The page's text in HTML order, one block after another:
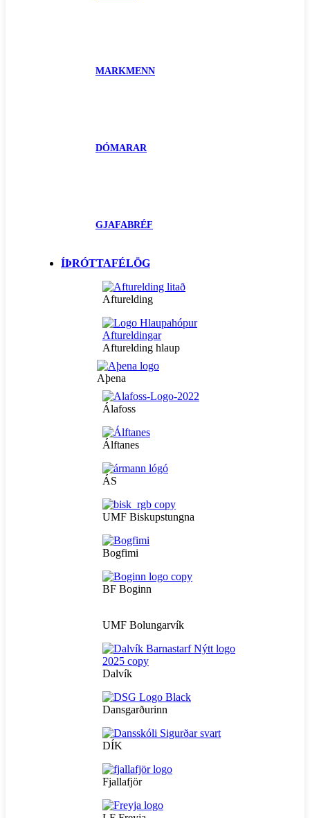
MARKMENN
DÓMARAR
GJAFABRÉF
ÍÞRÓTTAFÉLÖG
Afturelding
Afturelding hlaup
Aþena
Álafoss
Álftanes
ÁS
UMF Biskupstungna
Bogfimi
BF Boginn
UMF Bolungarvík
Dalvík
Dansgarðurinn
DÍK
Fjallafjör